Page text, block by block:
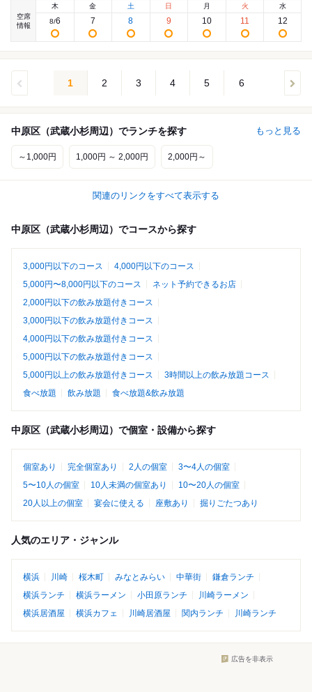
空席
情報
木
8/6
金
7
土
8
日
9
月
10
火
11
水
12
1 2 3 4 5 6
中原区（武蔵小杉周辺）でランチを探す もっと見る
～1,000円 1,000円 ～ 2,000円 2,000円～
関連のリンクをすべて表示する
中原区（武蔵小杉周辺）でコースから探す
3,000円以下のコース
4,000円以下のコース
5,000円〜8,000円以下のコース
ネット予約できるお店
2,000円以下の飲み放題付きコース
3,000円以下の飲み放題付きコース
4,000円以下の飲み放題付きコース
5,000円以下の飲み放題付きコース
5,000円以上の飲み放題付きコース
3時間以上の飲み放題コース
食べ放題
飲み放題 食べ放題&飲み放題
中原区（武蔵小杉周辺）で個室・設備から探す
個室あり 完全個室あり 2人の個室
3〜4人の個室
5〜10人の個室
10人未満の個室あり
10〜20人の個室
20人以上の個室
宴会に使える 座敷あり 掘りごたつあり
人気のエリア・ジャンル
横浜 川崎 桜木町 みなとみらい 中華街
鎌倉ランチ
横浜ランチ
横浜ラーメン 小田原ランチ
川崎ラーメン
横浜居酒屋
横浜カフェ 川崎居酒屋 関内ランチ 川崎ランチ
広告を非表示